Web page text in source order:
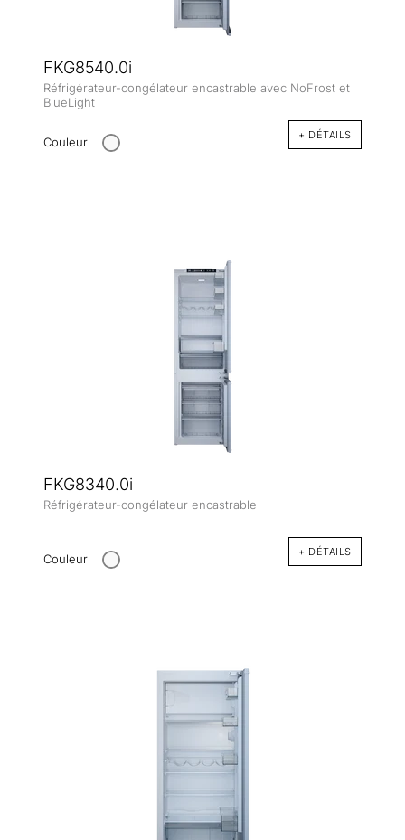
FKG8540.0i
Réfrigérateur-congélateur encastrable avec NoFrost et
BlueLight
Couleur + DÉTAILS
FKG8340.0i
Réfrigérateur-congélateur encastrable
Couleur + DÉTAILS